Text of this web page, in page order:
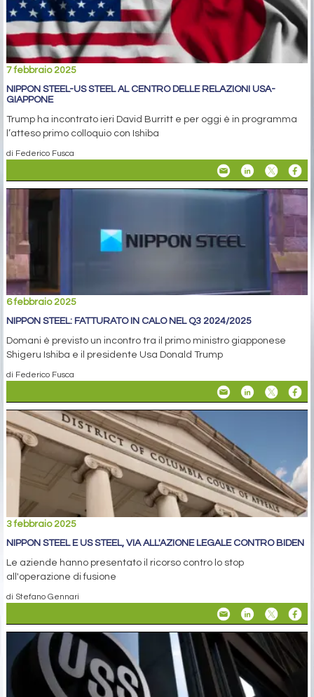
7 febbraio 2025
NIPPON STEEL-US STEEL AL CENTRO DELLE RELAZIONI USA-
GIAPPONE
Trump ha incontrato ieri David Burritt e per oggi è in programma
l’atteso primo colloquio con Ishiba
di Federico Fusca
6 febbraio 2025
NIPPON STEEL: FATTURATO IN CALO NEL Q3 2024/2025
Domani è previsto un incontro tra il primo ministro giapponese
Shigeru Ishiba e il presidente Usa Donald Trump
di Federico Fusca
3 febbraio 2025
NIPPON STEEL E US STEEL, VIA ALL'AZIONE LEGALE CONTRO BIDEN
Le aziende hanno presentato il ricorso contro lo stop
all'operazione di fusione
di Stefano Gennari